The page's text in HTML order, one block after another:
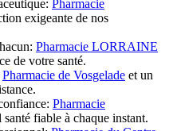
Pharmacie
exigeante de nos
Pharmacie LORRAINE
de votre santé.
Pharmacie de Vosgelade et un
Pharmacie
fiable à chaque instant.